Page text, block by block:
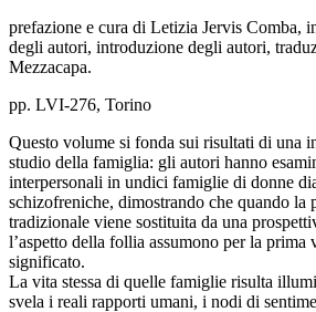
prefazione e cura di Letizia Jervis Comba,
degli autori, introduzione degli autori,
Mezzacapa.
pp. LVI-276, Torino
Questo volume si fonda sui risultati di una
studio della famiglia: gli autori hanno
interpersonali in undici famiglie di donne
schizofreniche, dimostrando che quando la
tradizionale viene sostituita da una
l’aspetto della follia assumono per la
significato.
La vita stessa di quelle famiglie risulta
svela i reali rapporti umani, i nodi di